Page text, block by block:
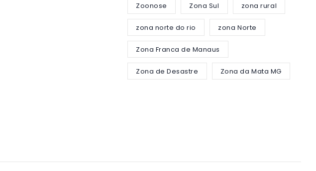
Zoonose Zona Sul zona rural
zona norte do rio zona Norte
Zona Franca de Manaus
Zona de Desastre Zona da Mata MG